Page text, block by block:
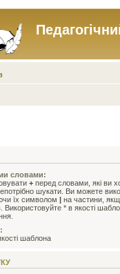
словами:
+ перед словами, які ви
шукати. Ви можете
їх символом | на частини,
Використовуйте * в якості
шаблона